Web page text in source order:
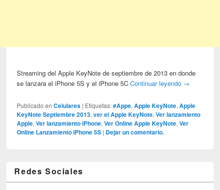
Streaming del Apple KeyNote de septiembre de 2013 en donde
se lanzara el iPhone 5S y el iPhone 5CContinuar leyendo →
Publicado en Celulares | Etiquetas: #Appe,Apple KeyNote,Apple
KeyNote Septiembre 2013,ver el Apple KeyNote,Ver lanzamiento
Apple,Ver lanzamiento iPhone,Ver Online Apple KeyNote,Ver
Online Lanzamiento iPhone 5S | Dejar un comentario.
Redes Sociales